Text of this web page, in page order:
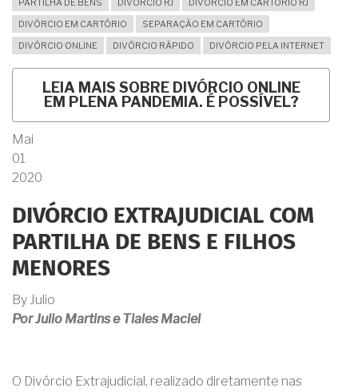
PARTILHA DE BENS
DIVÓRCIO RJ
DIVÓRCIO EM CARTÓRIO RJ
DIVÓRCIO EM CARTÓRIO
SEPARAÇÃO EM CARTÓRIO
DIVÓRCIO ONLINE
DIVÓRCIO RÁPIDO DIVÓRCIO PELA INTERNET
LEIA MAIS SOBRE DIVÓRCIO ONLINE
EM PLENA PANDEMIA. É POSSÍVEL?
Mai
01
2020
DIVÓRCIO EXTRAJUDICIAL COM
PARTILHA DE BENS E FILHOS
MENORES
By Julio
Por Julio Martins e Tiales Maciel
O Divórcio Extrajudicial, realizado diretamente nas